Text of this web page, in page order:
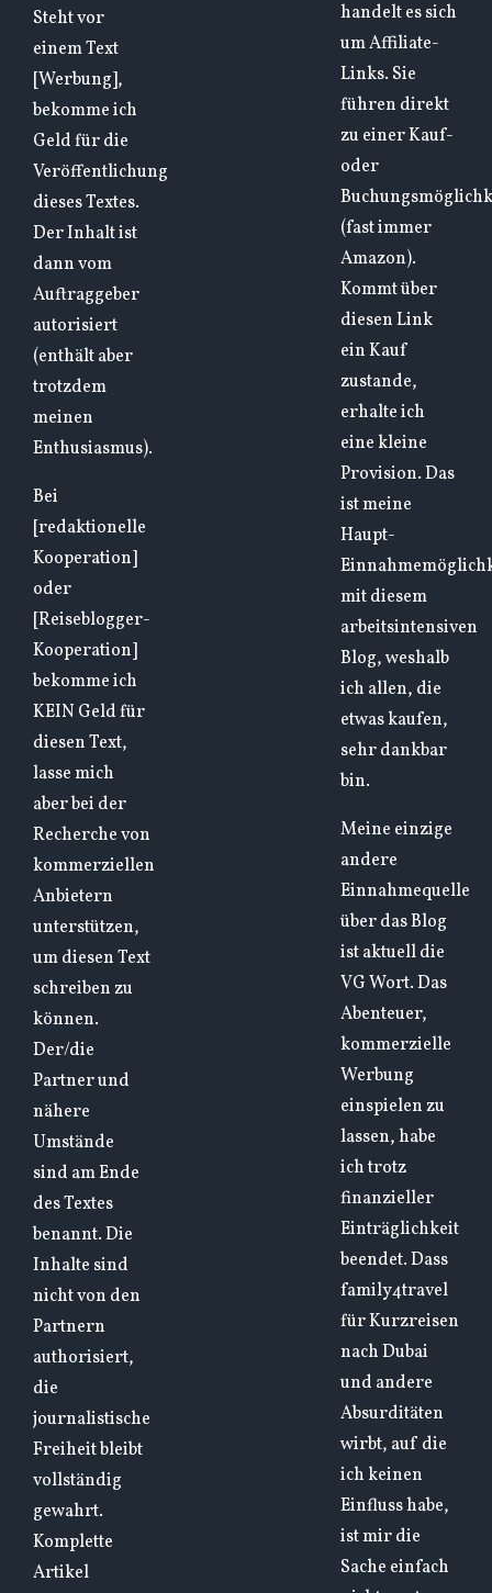
Steht vor
einem Text
[Werbung],
bekomme ich
Geld für die
Veröffentlichung
dieses Textes.
Der Inhalt ist
dann vom
Auftraggeber
autorisiert
(enthält aber
trotzdem
meinen
Enthusiasmus).
Bei
[redaktionelle
Kooperation]
oder
[Reiseblogger-
Kooperation]
bekomme ich
KEIN Geld für
diesen Text,
lasse mich
aber bei der
Recherche von
kommerziellen
Anbietern
unterstützen,
um diesen Text
schreiben zu
können.
Der/die
Partner und
nähere
Umstände
sind am Ende
des Textes
benannt. Die
Inhalte sind
nicht von den
Partnern
authorisiert,
die
journalistische
Freiheit bleibt
vollständig
gewahrt.
Komplette
Artikel
handelt es sich
um Affiliate-
Links. Sie
führen direkt
zu einer Kauf-
oder
(fast immer
Amazon).
Kommt über
diesen Link
ein Kauf
zustande,
erhalte ich
eine kleine
Provision. Das
ist meine
Haupt-
mit diesem
arbeitsintensiven
Blog, weshalb
ich allen, die
etwas kaufen,
sehr dankbar
bin.
Meine einzige
andere
Einnahmequelle
über das Blog
ist aktuell die
VG Wort. Das
Abenteuer,
kommerzielle
Werbung
einspielen zu
lassen, habe
ich trotz
finanzieller
Einträglichkeit
beendet. Dass
family4travel
für Kurzreisen
nach Dubai
und andere
Absurditäten
wirbt, auf die
ich keinen
Einfluss habe,
ist mir die
Sache einfach